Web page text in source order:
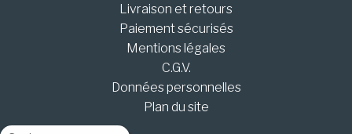
Livraison et retours
Paiement sécurisés
Mentions légales
C.G.V.
Données personnelles
Plan du site